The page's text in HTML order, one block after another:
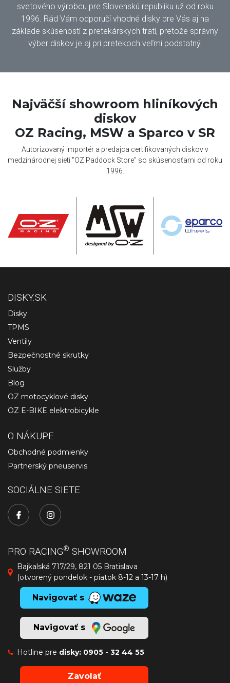
svetového výrobcu pre Slovenskú republiku už od roku
1996. Rád Vám odporučí vhodné disky pre Vás aj na
základe skúseností z pretekárskych tratí, pretože správny
výber diskov je aj pri pretekoch veľmi podstatný.
Najväčší showroom hliníkových
diskov
OZ Racing, MSW a Sparco v SR
Autorizovaný importér a predajca certifikovaných diskov v
medzinárodnej sieti "OZ Paddock Store" so skúsenosťami od roku
1996.
DISKY.SK
Disky
TPMS
Ventily
Bezpečnostné skrutky
Služby
Blog
OZ motocyklové disky
OZ E-BIKE elektrobicykle
O NÁKUPE
Obchodné podmienky
Partnerský pneuservis
SOCIÁLNE SIETE
PRO RACING® SHOWROOM
Bajkalská 717/29, 821 05 Bratislava
(otvorený pondelok - piatok 8-12 a 13-17 h)
Navigovať s
Navigovať s
Hotline pre disky: 0905 - 32 44 55
Zavolať